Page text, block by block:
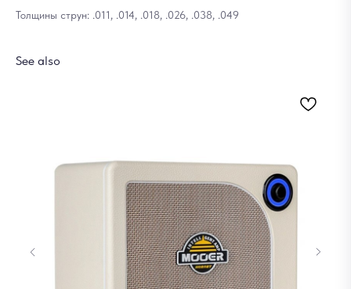
Толщины струн: .011, .014, .018, .026, .038, .049
See also